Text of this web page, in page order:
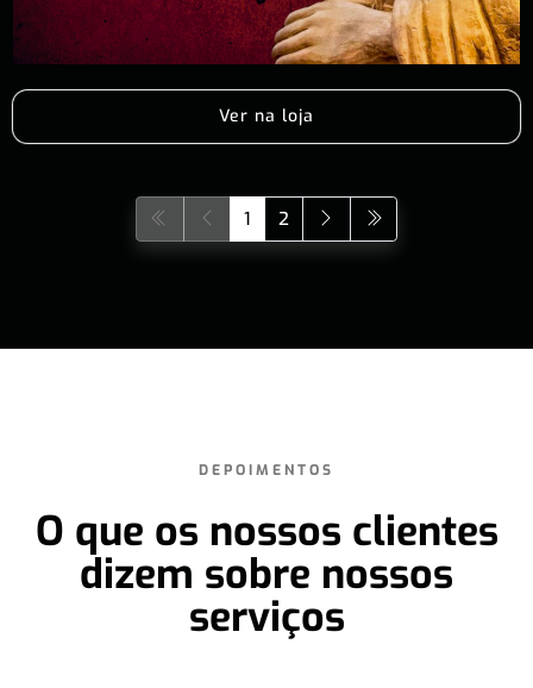
Ver na loja
1 2
DEPOIMENTOS
O que os nossos clientes
dizem sobre nossos
serviços